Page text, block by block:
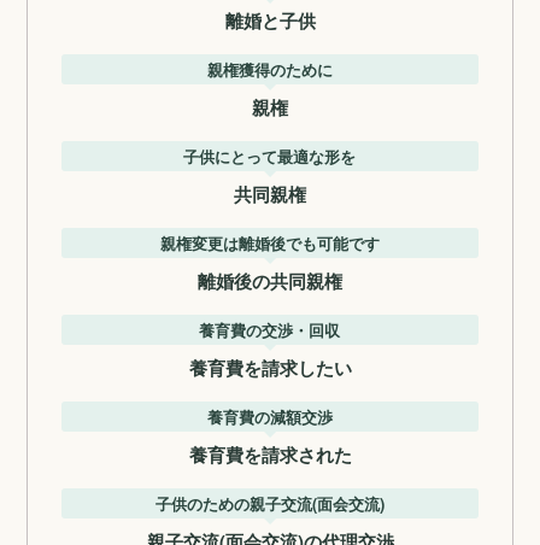
離婚と子供
親権獲得のために
親権
子供にとって最適な形を
共同親権
親権変更は離婚後でも可能です
離婚後の共同親権
養育費の交渉・回収
養育費を請求したい
養育費の減額交渉
養育費を請求された
子供のための親子交流(面会交流)